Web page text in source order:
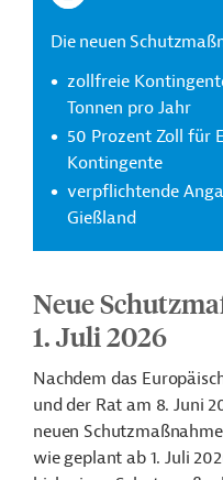
Die neuen
zollfreie
Tonnen pro Jahr
50 Prozent Zoll für
Kontingente
verpflichtende
Gießland
Neue
1. Juli 2026
Nachdem das
und der Rat am 8. Juni
neuen
wie geplant ab 1. Juli